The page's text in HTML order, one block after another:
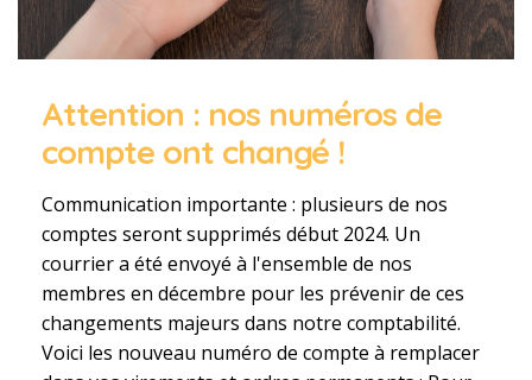
Attention : nos numéros de
compte ont changé !
Communication importante : plusieurs de nos
comptes seront supprimés début 2024. Un
courrier a été envoyé à l'ensemble de nos
membres en décembre pour les prévenir de ces
changements majeurs dans notre comptabilité.
Voici les nouveau numéro de compte à remplacer